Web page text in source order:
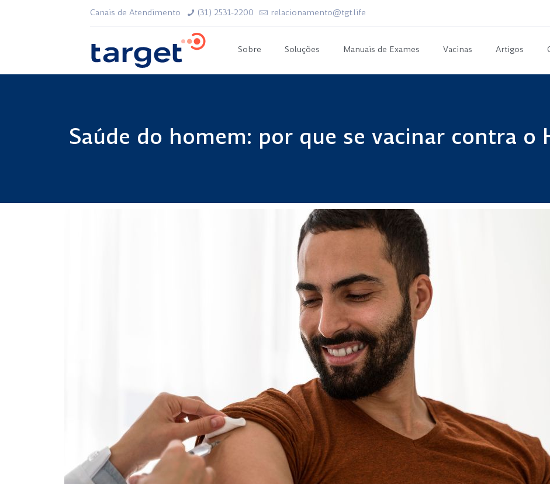
Canais de Atendimento (31) 2531-2200 relacionamento@tgt.life
Sobre Soluções Manuais de Exames Vacinas Artigos
Saúde do homem: por que se vacinar contra o